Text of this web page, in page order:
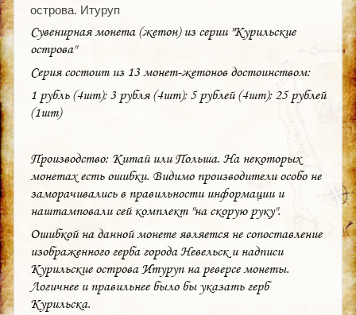
острова. Итуруп
Сувенирная монета (жетон) из серии "Курильские
острова"
Серия состоит из 13 монет-жетонов достоинством:
1 рубль (4шт); 3 рубля (4шт); 5 рублей (4шт); 25 рублей
(1шт)
Производство: Китай или Польша. На некоторых
монетах есть ошибки. Видимо производители особо не
заморачивались в правильности информации и
наштамповали сей комплект "на скорую руку".
Ошибкой на данной монете является не сопоставление
изображенного герба города Невельск и надписи
Курильские острова Итуруп на реверсе монеты.
Логичнее и правильнее было бы указать герб
Курильска.